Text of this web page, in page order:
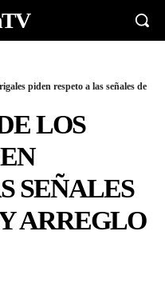
piden respeto a las señales de
LOS
SEÑALES
ARREGLO